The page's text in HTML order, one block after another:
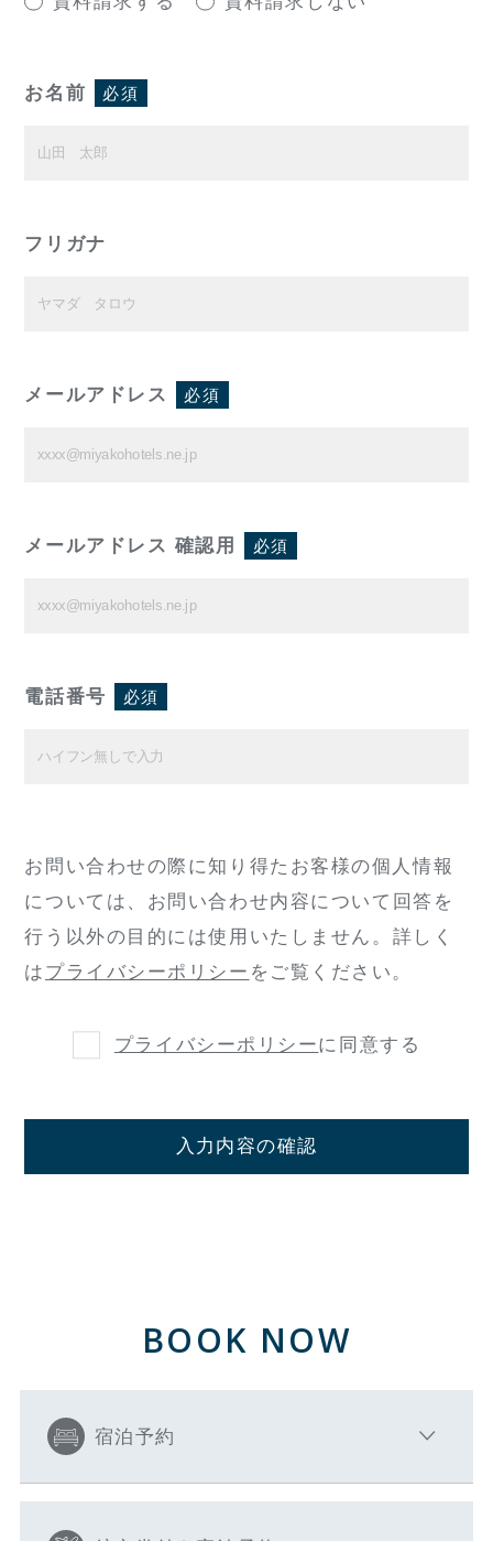
お名前 必須
フリガナ
メールアドレス 必須
メールアドレス 確認用 必須
電話番号 必須
お問い合わせの際に知り得たお客様の個人情報
については、 お問い合わせ内容について回答を
行う以外の目的には使用いたしません。 詳しく
は プライバシーポリシー をご覧ください。
プライバシーポリシーに同意する
入力内容の確認
BOOK NOW
宿泊予約